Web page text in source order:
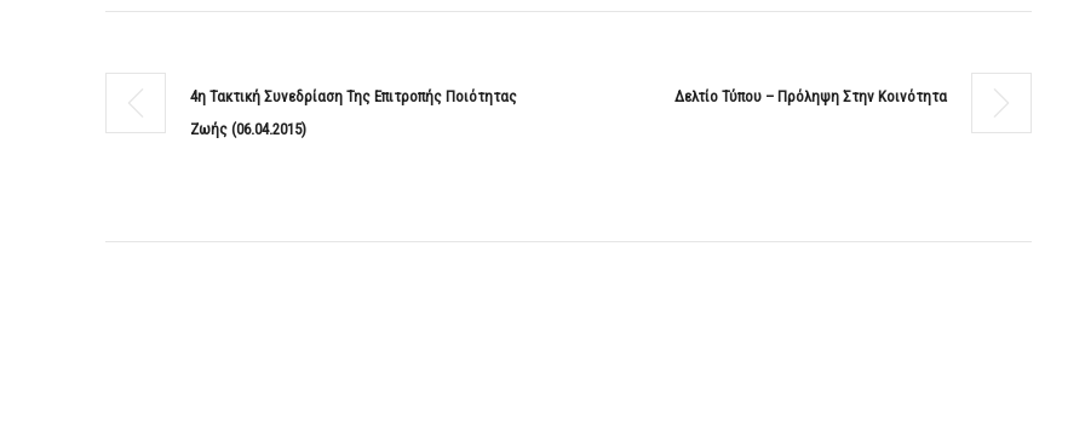
4η Τακτική Συνεδρίαση Της Επιτροπής Ποιότητας
Ζωής (06.04.2015)
Δελτίο Τύπου – Πρόληψη Στην Κοινότητα